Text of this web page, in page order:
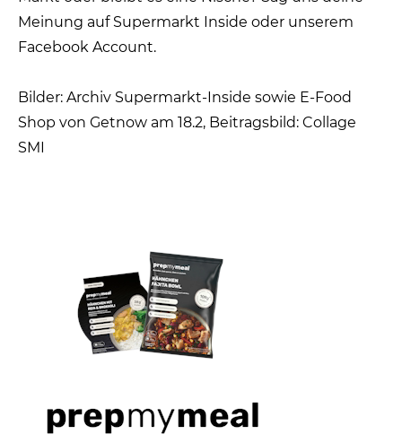
Meinung auf Supermarkt Inside oder unserem
Facebook Account.
Bilder: Archiv Supermarkt-Inside sowie E-Food
Shop von Getnow am 18.2, Beitragsbild: Collage
SMI